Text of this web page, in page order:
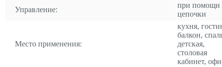
Управление:
при помощи
цепочки
Место применения:
кухня,
балкон,
детская,
столовая
кабинет,